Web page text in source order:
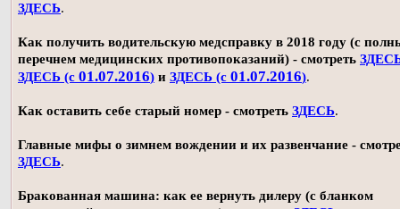
ЗДЕСЬ.
Как получить водительскую медсправку в 2018 году (с
перечнем медицинских противопоказаний) - смотреть
ЗДЕСЬ (с 01.07.2016) и ЗДЕСЬ (с 01.07.2016).
Как оставить себе старый номер - смотреть ЗДЕСЬ.
Главные мифы о зимнем вождении и их развенчание -
ЗДЕСЬ.
Бракованная машина: как ее вернуть дилеру (с бланком